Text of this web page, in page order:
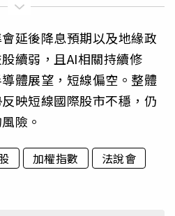
延後降息預期以及地緣政
續弱，且AI相關持續修
體展望，短線偏空。整體
映短線國際股市不穩，仍
險。
加權指數 法說會